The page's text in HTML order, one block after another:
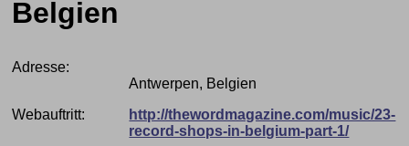
Belgien
Adresse:
Antwerpen, Belgien
Webauftritt:
http://thewordmagazine.com/music/23-
record-shops-in-belgium-part-1/